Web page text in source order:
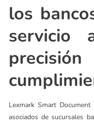
los
servicio
Lexmark Smart
asociados de sucursales